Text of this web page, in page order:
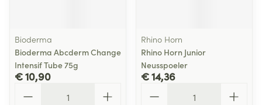
Bioderma
Bioderma Abcderm Change
Intensif Tube 75g
€ 10,90
Rhino Horn
Rhino Horn Junior
Neusspoeler
€ 14,36